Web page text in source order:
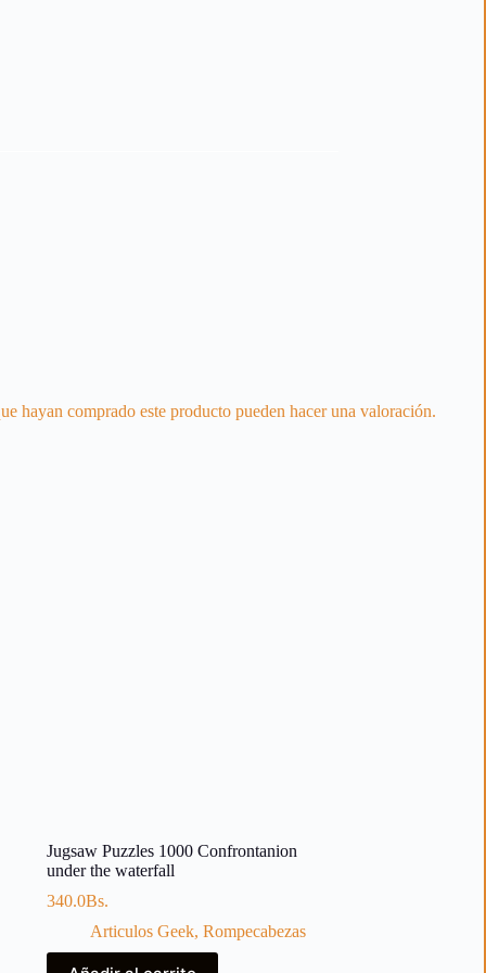
hayan comprado este producto pueden hacer una valoración.
Jugsaw Puzzles 1000 Confrontanion
under the waterfall
340.0Bs.
Articulos Geek, Rompecabezas